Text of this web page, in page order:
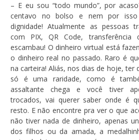
– E eu sou “todo mundo”, por
centavo no bolso e nem por
dignidade! Atualmente as pessoas
com PIX, QR Code, transferência
escambau! O dinheiro virtual está
o dinheiro real no passado. Raro é
na carteira! Aliás, nos dias de hoje, ter
só é uma raridade, como é
assaltante chega e você tiver
trocados, vai querer saber onde é
resto. E não encontre pra ver o que
não tiver nada de dinheiro, apenas
dos filhos ou da amada, a